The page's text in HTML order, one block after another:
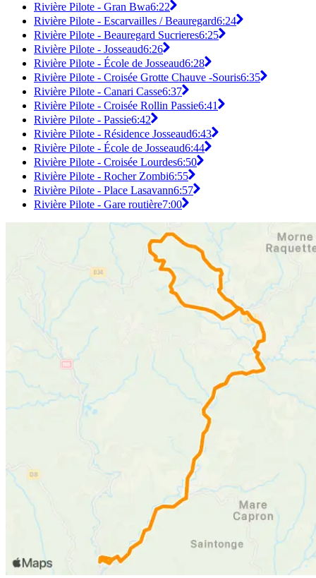
Rivière Pilote - Gran Bwa6:22
Rivière Pilote - Escarvailles / Beauregard6:24
Rivière Pilote - Beauregard Sucrieres6:25
Rivière Pilote - Josseaud6:26
Rivière Pilote - École de Josseaud6:28
Rivière Pilote - Croisée Grotte Chauve -Souris6:35
Rivière Pilote - Canari Casse6:37
Rivière Pilote - Croisée Rollin Passie6:41
Rivière Pilote - Passie6:42
Rivière Pilote - Résidence Josseaud6:43
Rivière Pilote - École de Josseaud6:44
Rivière Pilote - Croisée Lourdes6:50
Rivière Pilote - Rocher Zombi6:55
Rivière Pilote - Place Lasavann6:57
Rivière Pilote - Gare routière7:00